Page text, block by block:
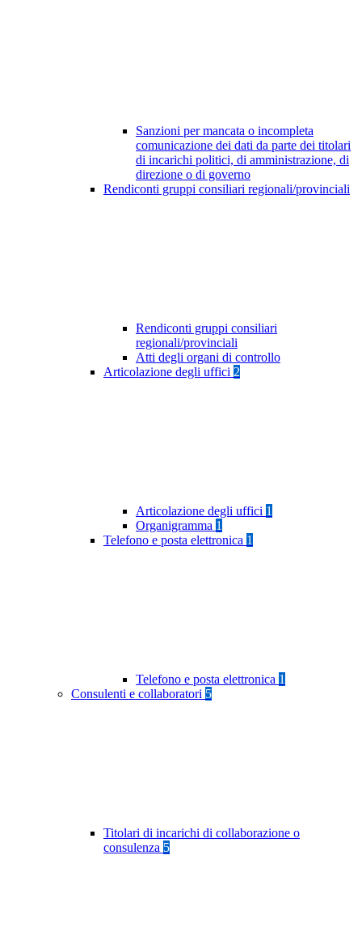
Sanzioni per mancata o incompleta
comunicazione dei dati da parte dei titolari
di incarichi politici, di amministrazione, di
direzione o di governo
Rendiconti gruppi consiliari regionali/provinciali
Rendiconti gruppi consiliari
regionali/provinciali
Atti degli organi di controllo
Articolazione degli uffici 2
Articolazione degli uffici 1
Organigramma 1
Telefono e posta elettronica 1
Telefono e posta elettronica 1
Consulenti e collaboratori 5
Titolari di incarichi di collaborazione o
consulenza 5